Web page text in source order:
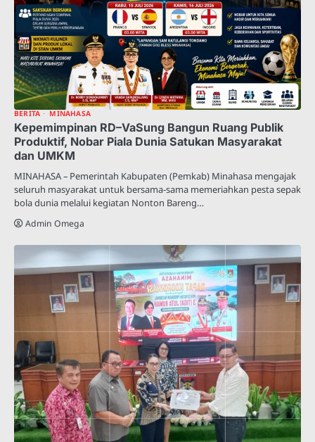
BERITA MINAHASA
Kepemimpinan RD–VaSung Bangun Ruang Publik
Produktif, Nobar Piala Dunia Satukan Masyarakat
dan UMKM
MINAHASA – Pemerintah Kabupaten (Pemkab) Minahasa mengajak
seluruh masyarakat untuk bersama-sama memeriahkan pesta sepak
bola dunia melalui kegiatan Nonton Bareng…
Admin Omega